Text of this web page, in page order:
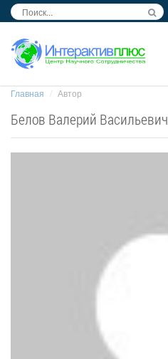
Главная Автор
Белов Валерий Васильевич